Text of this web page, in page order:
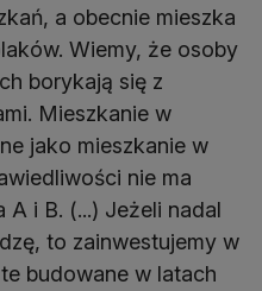
a obecnie mieszka
Wiemy, że osoby
borykają się z
Mieszkanie w
jako mieszkanie w
nie ma
i B. (...) Jeżeli nadal
to zainwestujemy w
budowane w latach